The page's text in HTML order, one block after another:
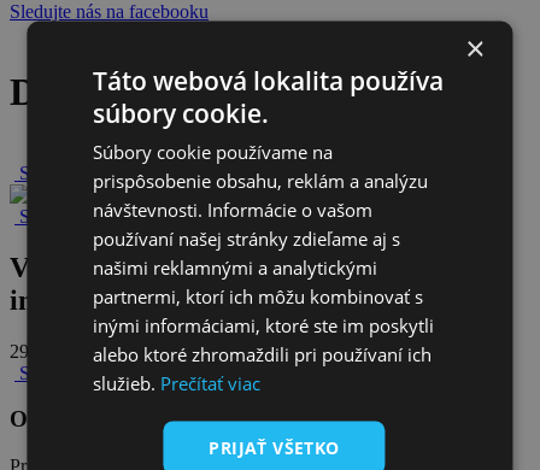
Sledujte nás na facebooku
Detail článku
Späť na novinky
Späť na všetky novinky
Vodu nezachráni štát, ale súkromné
investície
29. apríla 2025
Späť na všetky novinky
Odoberajte naše novinky
×
Táto webová lokalita používa
súbory cookie.
Súbory cookie používame na
prispôsobenie obsahu, reklám a analýzu
návštevnosti. Informácie o vašom
používaní našej stránky zdieľame aj s
našimi reklamnými a analytickými
partnermi, ktorí ich môžu kombinovať s
inými informáciami, ktoré ste im poskytli
alebo ktoré zhromaždili pri používaní ich
služieb. Prečítať viac
PRIJAŤ VŠETKO